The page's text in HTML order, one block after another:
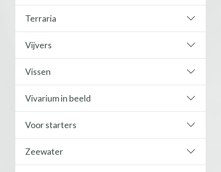
Terraria
Vijvers
Vissen
Vivarium in beeld
Voor starters
Zeewater